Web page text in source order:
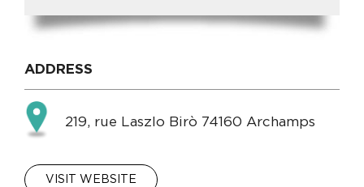
ADDRESS
219, rue Laszlo Birò 74160 Archamps
VISIT WEBSITE